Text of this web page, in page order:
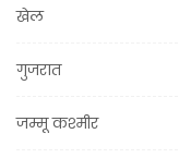
खेल
गुजरात
जम्मू कश्मीर